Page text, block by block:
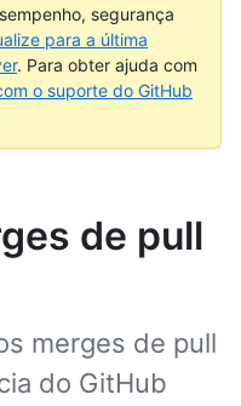
segurança
para a última
. Para obter ajuda com
o suporte do GitHub
de pull
merges de pull
do GitHub